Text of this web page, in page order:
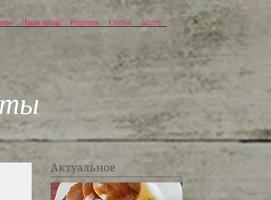
Наша пища Рецепты Статьи More
Актуальное